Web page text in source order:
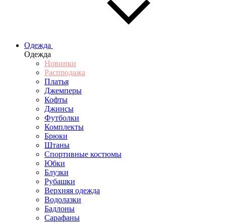
Одежда
Одежда
Новинки
Распродажа
Платья
Джемперы
Кофты
Джинсы
Футболки
Комплекты
Брюки
Штаны
Спортивные костюмы
Юбки
Блузки
Рубашки
Верхняя одежда
Водолазки
Бадлоны
Сарафаны